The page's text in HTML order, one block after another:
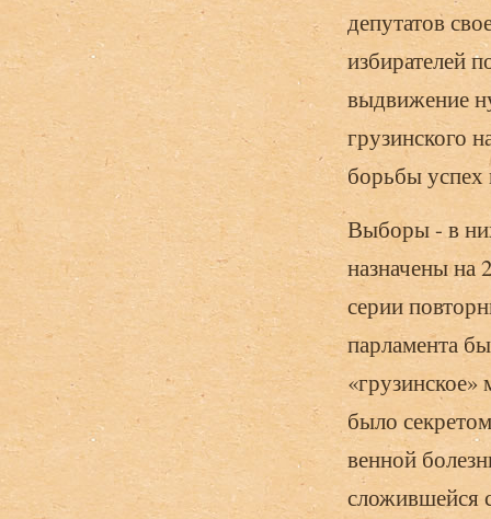
депу­татов
избирателей
выдвижение
грузинского
борьбы успех
Выборы - в
назначены на
серии
парламента
было
венной
сложившейся